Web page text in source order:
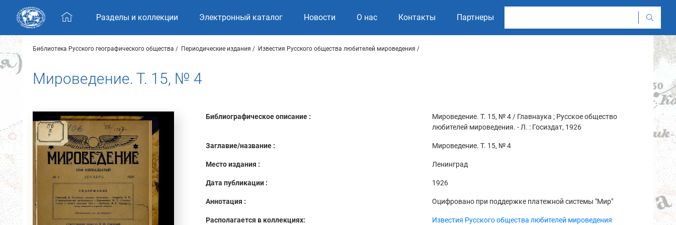
Skip navigation
Разделы и коллекции Электронный каталог Новости О нас Контакты Партнеры
Библиотека Русского географического общества Периодические издания Известия Русского общества любителей мироведения
Мироведение. Т. 15, № 4
Библиографическое описание :
Мироведение. Т. 15, № 4 / Главнаука ; Русское общество
любителей мироведения. - Л. : Госиздат, 1926
Заглавие/название : Мироведение. Т. 15, № 4
Место издания : Ленинград
Дата публикации : 1926
Аннотация : Оцифровано при поддержке платежной системы "Мир"
Располагается в коллекциях:
Известия Русского общества любителей мироведения